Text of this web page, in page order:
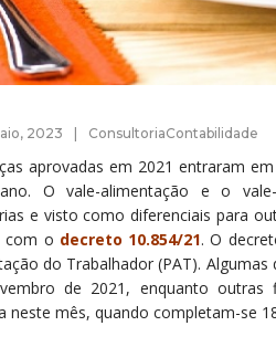
2023 ConsultoriaContabilidade
aprovadas em 2021 entraram
O vale-alimentação e o
e visto como diferenciais para
com o decreto 10.854/21. O
do Trabalhador (PAT).
de 2021, enquanto outras
neste mês, quando completam-se